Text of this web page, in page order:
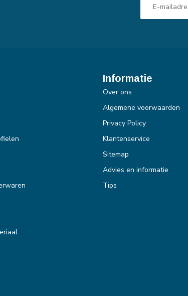
Informatie
Over ons
Algemene voorwaarden
Privacy Policy
Klantenservice
Sitemap
Advies en informatie
Tips